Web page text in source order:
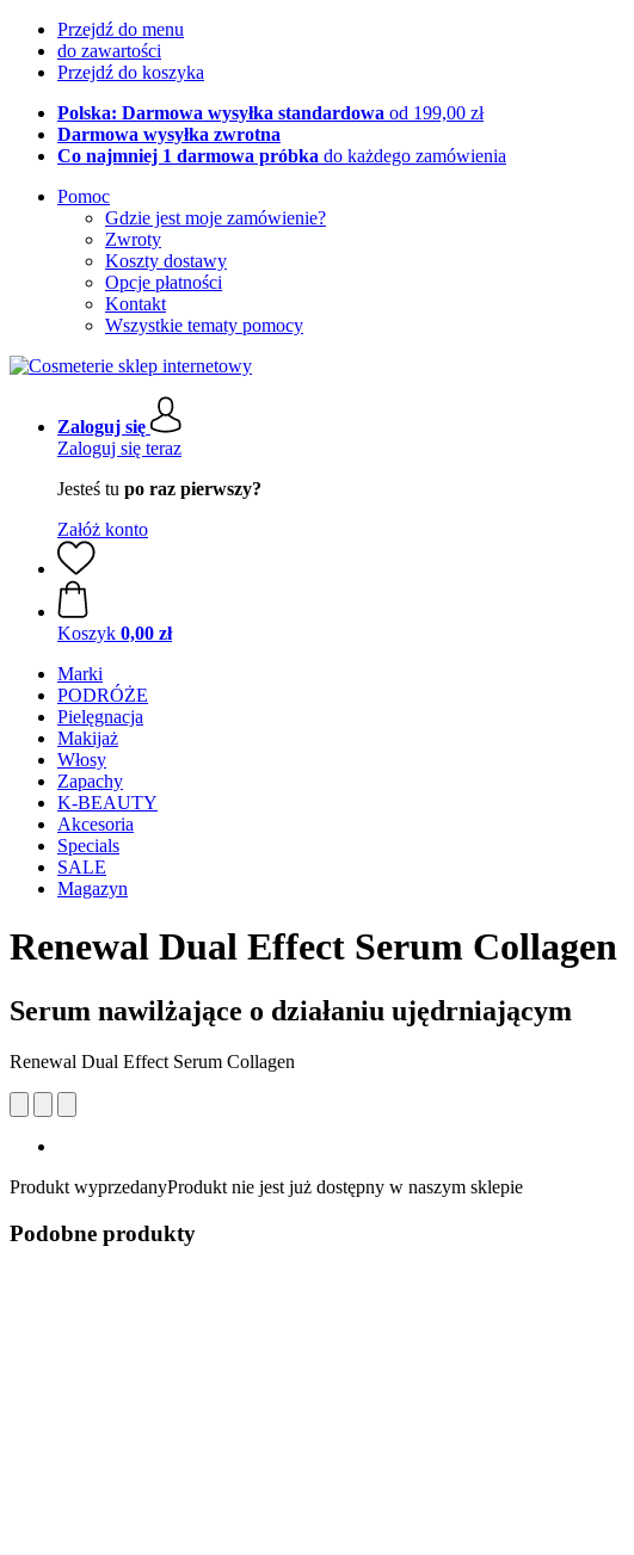
Przejdź do menu
do zawartości
Przejdź do koszyka
Polska: Darmowa wysyłka standardowa od 199,00 zł
Darmowa wysyłka zwrotna
Co najmniej 1 darmowa próbka do każdego zamówienia
Pomoc
Gdzie jest moje zamówienie?
Zwroty
Koszty dostawy
Opcje płatności
Kontakt
Wszystkie tematy pomocy
Zaloguj się
Zaloguj się teraz
Jesteś tu po raz pierwszy?
Załóż konto
Koszyk 0,00 zł
Marki
PODRÓŻE
Pielęgnacja
Makijaż
Włosy
Zapachy
K-BEAUTY
Akcesoria
Specials
SALE
Magazyn
Renewal Dual Effect Serum Collagen
Serum nawilżające o działaniu ujędrniającym
Renewal Dual Effect Serum Collagen
Produkt wyprzedanyProdukt nie jest już dostępny w naszym sklepie
Podobne produkty